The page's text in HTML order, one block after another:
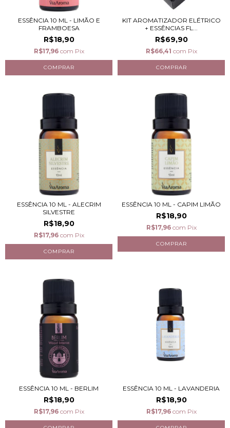
ESSÊNCIA 10 ML - LIMÃO E
FRAMBOESA
R$18,90
R$17,96 com Pix
KIT AROMATIZADOR ELÉTRICO
+ ESSÊNCIAS FL...
R$69,90
R$66,41 com Pix
ESSÊNCIA 10 ML - ALECRIM
SILVESTRE
R$18,90
R$17,96 com Pix
ESSÊNCIA 10 ML - CAPIM LIMÃO
R$18,90
R$17,96 com Pix
ESSÊNCIA 10 ML - BERLIM
R$18,90
R$17,96 com Pix
ESSÊNCIA 10 ML - LAVANDERIA
R$18,90
R$17,96 com Pix